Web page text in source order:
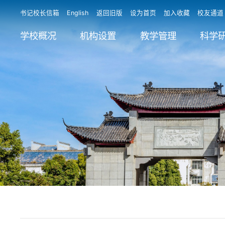
书记校长信箱 English 返回旧版 设为首页 加入收藏 校友通道
学校概况 机构设置 教学管理 科学